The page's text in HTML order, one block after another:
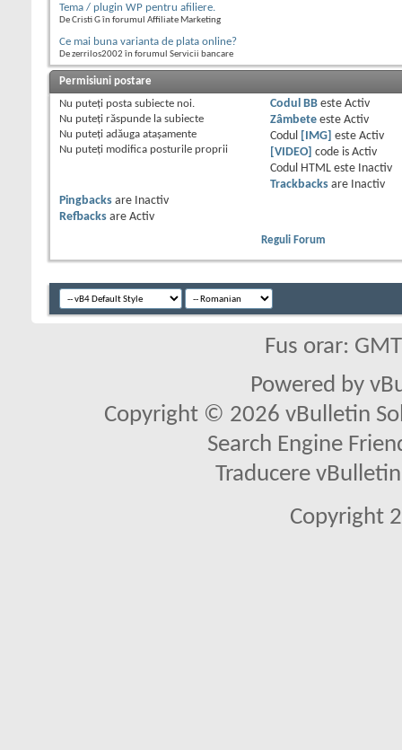
Tema / plugin WP pentru afiliere.
De Cristi G în forumul Affiliate Marketing
Ce mai buna varianta de plata online?
De zerrilos2002 în forumul Servicii bancare
Permisiuni postare
Nu puteţi posta subiecte noi.
Nu puteţi răspunde la subiecte
Nu puteţi adăuga ataşamente
Nu puteţi modifica posturile proprii
Codul BBeste Activ
Zâmbeteeste Activ
Codul
[IMG] este Activ
[VIDEO] code is Activ
Codul HTML este
Inactiv
Trackbacksare
Inactiv
Pingbacks are
Inactiv
Refbacks are Activ
Reguli Forum
Fus orar:
Powered by
Copyright © 2026 vBulletin
Search Engine
Traducere
Copyright